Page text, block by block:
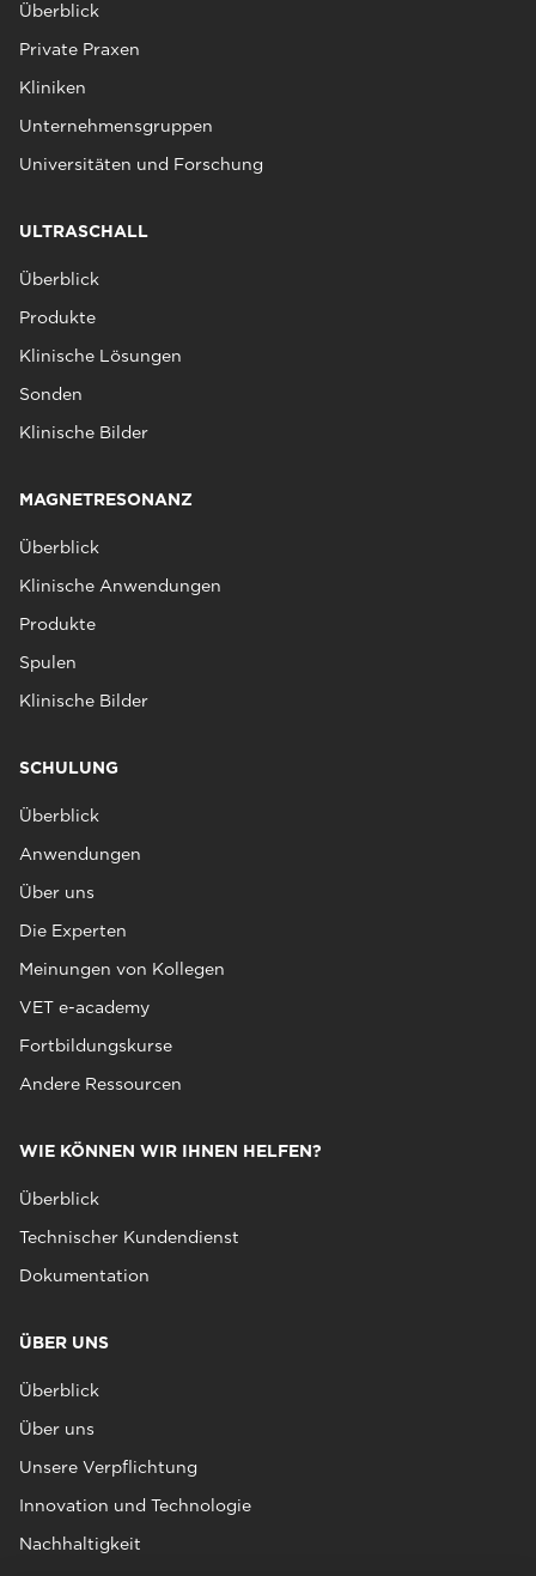
Überblick
Private Praxen
Kliniken
Unternehmensgruppen
Universitäten und Forschung
ULTRASCHALL
Überblick
Produkte
Klinische Lösungen
Sonden
Klinische Bilder
MAGNETRESONANZ
Überblick
Klinische Anwendungen
Produkte
Spulen
Klinische Bilder
SCHULUNG
Überblick
Anwendungen
Über uns
Die Experten
Meinungen von Kollegen
VET e-academy
Fortbildungskurse
Andere Ressourcen
WIE KÖNNEN WIR IHNEN HELFEN?
Überblick
Technischer Kundendienst
Dokumentation
ÜBER UNS
Überblick
Über uns
Unsere Verpflichtung
Innovation und Technologie
Nachhaltigkeit